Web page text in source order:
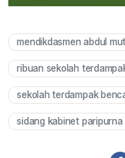
mendikdasmen abdul
ribuan sekolah
sekolah terdampak
sidang kabinet paripurna